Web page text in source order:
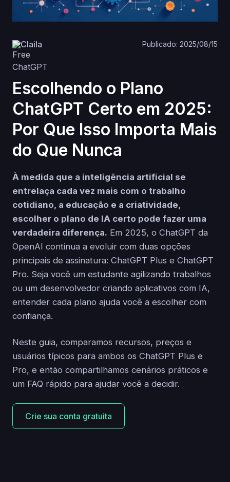
Claila Publicado: 2025/08/15
Escolhendo o Plano
ChatGPT Certo em 2025:
Por Que Isso Importa Mais
do Que Nunca
À medida que a inteligência artificial se
entrelaça cada vez mais com o trabalho
cotidiano, a educação e a criatividade,
escolher o plano de IA certo pode fazer uma
verdadeira diferença. Em 2025, o ChatGPT da
OpenAI continua a evoluir com duas opções
principais de assinatura: ChatGPT Plus e ChatGPT
Pro. Seja você um estudante agilizando trabalhos
ou um desenvolvedor criando aplicativos com IA,
entender cada plano ajuda você a escolher com
confiança.
Neste guia, comparamos recursos, preços e
usuários típicos para ambos os ChatGPT Plus e
Pro, e então compartilhamos cenários práticos e
um FAQ rápido para ajudar você a decidir.
Crie sua conta gratuita